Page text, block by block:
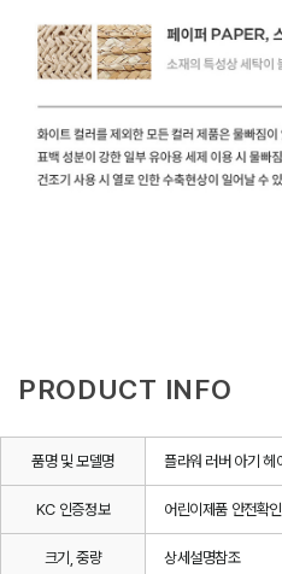
PRODUCT INFO
품명 및 모델명 플라워 러버 아기 헤
KC 인증정보 어린이제품 안전확인
크기, 중량 상세설명참조